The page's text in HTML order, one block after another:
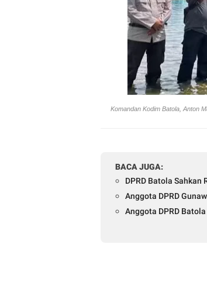
Komandan Kodim Batola, Anton
BACA JUGA:
DPRD Batola Sahkan
Anggota DPRD
Anggota DPRD